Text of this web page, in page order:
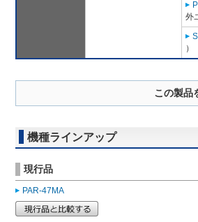
外
）
この製品
機種ラインアップ
現行品
PAR-47MA